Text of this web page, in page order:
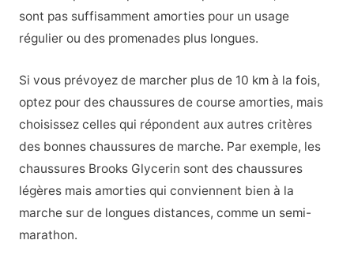
sont pas suffisamment amorties pour un usage
régulier ou des promenades plus longues.
Si vous prévoyez de marcher plus de 10 km à la fois,
optez pour des chaussures de course amorties, mais
choisissez celles qui répondent aux autres critères
des bonnes chaussures de marche. Par exemple, les
chaussures Brooks Glycerin sont des chaussures
légères mais amorties qui conviennent bien à la
marche sur de longues distances, comme un semi-
marathon.